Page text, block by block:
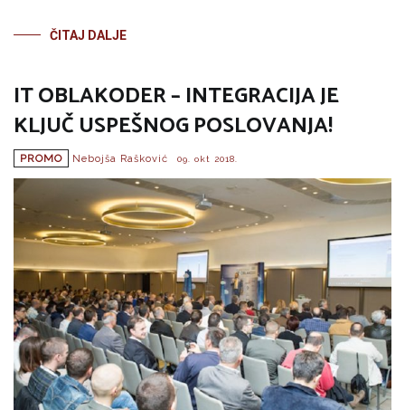
ČITAJ DALJE
IT OBLAKODER – INTEGRACIJA JE
KLJUČ USPEŠNOG POSLOVANJA!
PROMO Nebojša Rašković 09. okt 2018.